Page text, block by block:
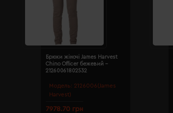
Модель: 2126006(James
Harvest)
Брюки жіночі James Harvest
Chino Officer бежевий -
21260061802532
7978.70 грн